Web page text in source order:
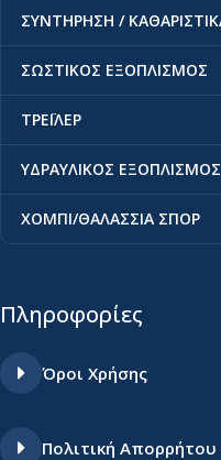
ΣΥΝΤΗΡΗΣΗ /
ΣΩΣΤΙΚΟΣ ΕΞΟΠΛΙΣΜΟΣ
ΤΡΕΪΛΕΡ
ΥΔΡΑΥΛΙΚΟΣ ΕΞΟΠΛΙΣΜΟΣ
ΧΟΜΠΙ/ΘΑΛΑΣΣΙΑ ΣΠΟΡ
Πληροφορίες
Όροι Χρήσης
Πολιτική Απορρήτου